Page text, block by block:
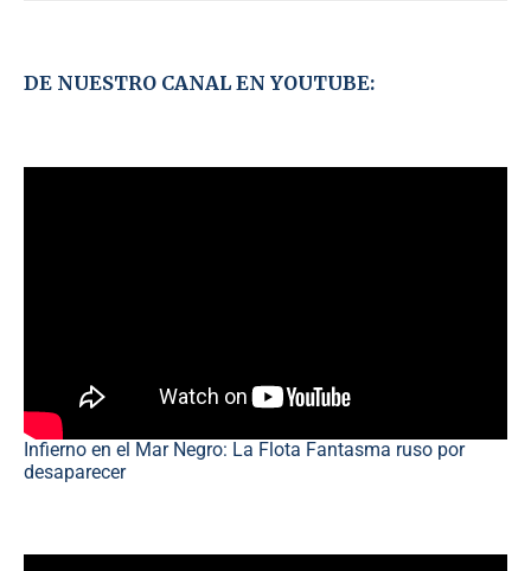
DE NUESTRO CANAL EN YOUTUBE:
Infierno en el Mar Negro: La Flota Fantasma ruso por
desaparecer